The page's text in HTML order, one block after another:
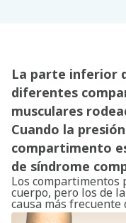
La parte inferior
diferentes
musculares
Cuando la
compartimento
de síndrome
Los compartimentos
cuerpo, pero los de
causa más frecuente